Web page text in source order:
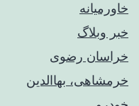
خاورمیانه
خبر وبلاگ
خراسان رضوی
خرمشاهی، بهاالدین